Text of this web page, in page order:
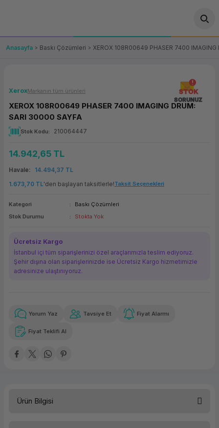
OT/VT Ürünleri
Fiş Yazıcı
Panel PC
(Firewall)
Makinesi
Makinesi
Çözümleri
Bağlantı
Yedekleme
Ürünler
Paketi
Anasayfa Baskı Çözümleri XEROX 108R00649 PHASER 7400
STOK
SORUNUZ
XeroxMarkanın tüm ürünleri
XEROX 108R00649 PHASER 7400 IMAGING DRUM:
SARI 30000 SAYFA
Stok Kodu 210064447
14.942,65 TL
Havale
14.494,37 TL
1.673,70 TL'den başlayan taksitlerle!Taksit Seçenekleri
Kategori
Baskı Çözümleri
Stok Durumu
Stokta Yok
Ücretsiz Kargo
İstanbul içi tüm siparişlerinizi özel araçlarımızla teslim ediyoruz.
Şehir dışına olan siparişlerinizde ise Ücretsiz Kargo hizmetimizle
adresinize ulaştırııyoruz.
Güvenilir Alışveriş
Kolay iade imkanı
1.673,70 TL
Yorum Yaz Tavsiye Et Fiyat Alarmı
Fiyat Teklifi Al
Ürün Bilgisi